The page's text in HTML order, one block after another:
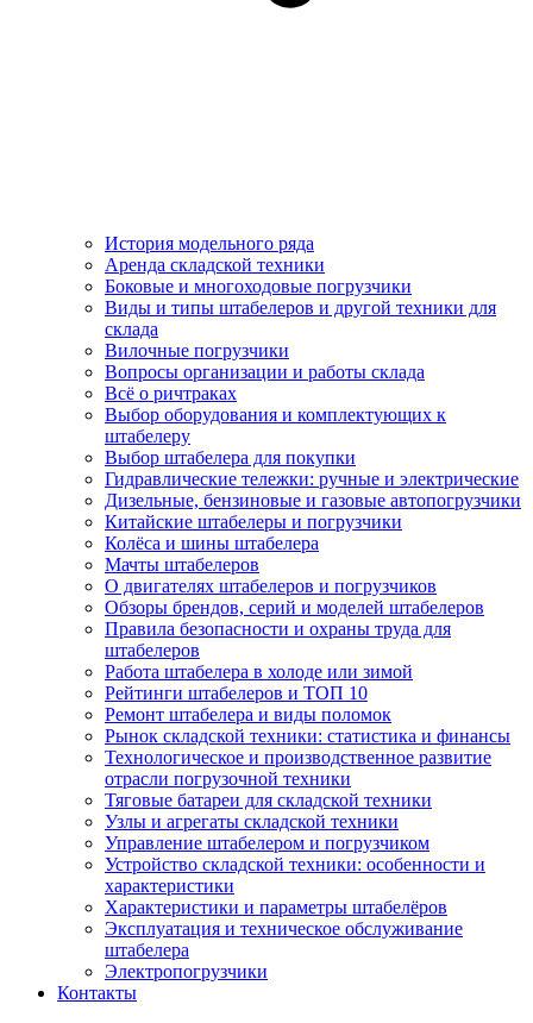
История модельного ряда
Аренда складской техники
Боковые и многоходовые погрузчики
Виды и типы штабелеров и другой техники для
склада
Вилочные погрузчики
Вопросы организации и работы склада
Всё о ричтраках
Выбор оборудования и комплектующих к
штабелеру
Выбор штабелера для покупки
Гидравлические тележки: ручные и электрические
Дизельные, бензиновые и газовые автопогрузчики
Китайские штабелеры и погрузчики
Колёса и шины штабелера
Мачты штабелеров
О двигателях штабелеров и погрузчиков
Обзоры брендов, серий и моделей штабелеров
Правила безопасности и охраны труда для
штабелеров
Работа штабелера в холоде или зимой
Рейтинги штабелеров и ТОП 10
Ремонт штабелера и виды поломок
Рынок складской техники: статистика и финансы
Технологическое и производственное развитие
отрасли погрузочной техники
Тяговые батареи для складской техники
Узлы и агрегаты складской техники
Управление штабелером и погрузчиком
Устройство складской техники: особенности и
характеристики
Характеристики и параметры штабелёров
Эксплуатация и техническое обслуживание
штабелера
Электропогрузчики
Контакты